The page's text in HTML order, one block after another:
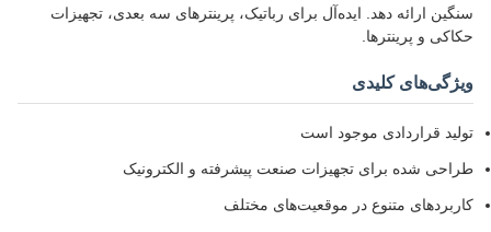
سنگین ارائه دهد. ایده‌آل برای رباتیک، پرینترهای سه بعدی، تجهیزات
حکاکی و پرینترها.
ویژگی‌های کلیدی
تولید قراردادی موجود است
طراحی شده برای تجهیزات صنعت پیشرفته و الکترونیک
کاربردهای متنوع در موقعیت‌های مختلف